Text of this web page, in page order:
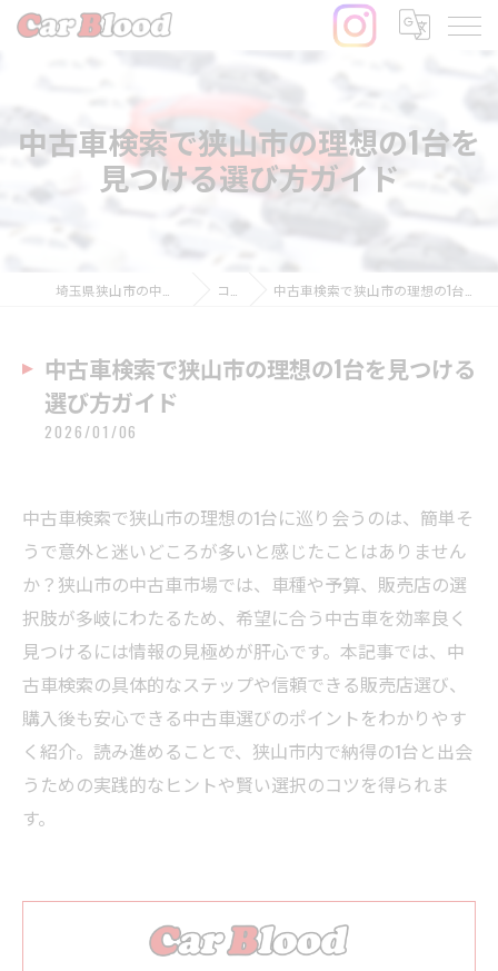
中古車検索で狭山市の理想の1台を
見つける選び方ガイド
コラム 中古車検索で狭山市の理想の1台を見つける選び方ガイド
中古車検索で狭山市の理想の1台を見つける
選び方ガイド
2026/01/06
中古車検索で狭山市の理想の1台に巡り会うのは、簡単そ
うで意外と迷いどころが多いと感じたことはありません
か？狭山市の中古車市場では、車種や予算、販売店の選
択肢が多岐にわたるため、希望に合う中古車を効率良く
見つけるには情報の見極めが肝心です。本記事では、中
古車検索の具体的なステップや信頼できる販売店選び、
購入後も安心できる中古車選びのポイントをわかりやす
く紹介。読み進めることで、狭山市内で納得の1台と出会
うための実践的なヒントや賢い選択のコツを得られま
す。